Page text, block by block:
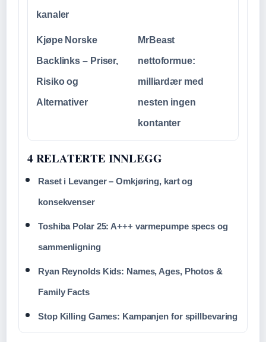
kanaler
Kjøpe Norske
Backlinks – Priser,
Risiko og
Alternativer
MrBeast
nettoformue:
milliardær med
nesten ingen
kontanter
4 RELATERTE INNLEGG
Raset i Levanger – Omkjøring, kart og
konsekvenser
Toshiba Polar 25: A+++ varmepumpe specs og
sammenligning
Ryan Reynolds Kids: Names, Ages, Photos &
Family Facts
Stop Killing Games: Kampanjen for spillbevaring